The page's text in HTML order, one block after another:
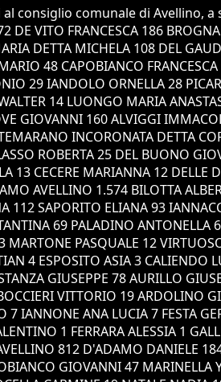
comunale di Avellino, a
DE VITO FRANCESCA 186
DETTA MICHELA 108 DEL
48 CAPOBIANCO
29 IANDOLO ORNELLA 28
14 LUONGO MARIA
GIOVANNI 160 ALVIGGI
INCORONATA DETTA
ROBERTA 25 DEL BUONO
CECERE MARIANNA 12
AVELLINO 1.574 BILOTTA
SAPORITO ELIANA 93
69 PALADINO
PASQUALE 12
4 ESPOSITO ASIA 3
GIUSEPPE 78 AURILLO
VITTORIO 19
IANNONE ANA LUCIA 7 FESTA
1 FERRARA ALESSIA 1
812 D'ADAMO DANIELE
GIOVANNI 47